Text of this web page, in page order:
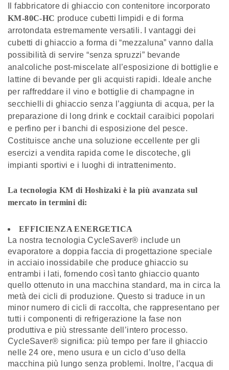
Il fabbricatore di ghiaccio con contenitore incorporato
KM-80C-HC produce cubetti limpidi e di forma
arrotondata estremamente versatili. I vantaggi dei
cubetti di ghiaccio a forma di “mezzaluna” vanno dalla
possibilità di servire “senza spruzzi” bevande
analcoliche post-miscelate all’esposizione di bottiglie e
lattine di bevande per gli acquisti rapidi. Ideale anche
per raffreddare il vino e bottiglie di champagne in
secchielli di ghiaccio senza l’aggiunta di acqua, per la
preparazione di long drink e cocktail caraibici popolari
e perfino per i banchi di esposizione del pesce.
Costituisce anche una soluzione eccellente per gli
esercizi a vendita rapida come le discoteche, gli
impianti sportivi e i luoghi di intrattenimento.
La tecnologia KM di Hoshizaki è la più avanzata sul
mercato in termini di:
EFFICIENZA ENERGETICA
La nostra tecnologia CycleSaver® include un
evaporatore a doppia faccia di progettazione speciale
in acciaio inossidabile che produce ghiaccio su
entrambi i lati, fornendo così tanto ghiaccio quanto
quello ottenuto in una macchina standard, ma in circa la
metà dei cicli di produzione. Questo si traduce in un
minor numero di cicli di raccolta, che rappresentano per
tutti i componenti di refrigerazione la fase non
produttiva e più stressante dell’intero processo.
CycleSaver® significa: più tempo per fare il ghiaccio
nelle 24 ore, meno usura e un ciclo d’uso della
macchina più lungo senza problemi. Inoltre, l’acqua di